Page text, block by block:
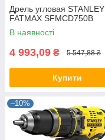
Дрель угловая STANLEY
FATMAX SFMCD750B
В наявності
4 993,09 ₴ 5 547,88 ₴
Купити
–10%